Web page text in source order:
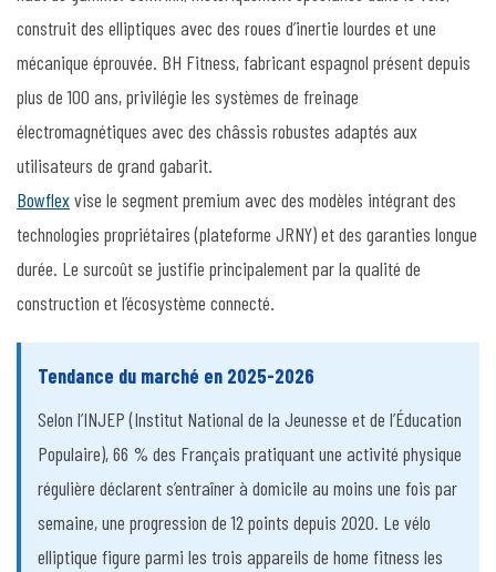
construit des elliptiques avec des roues d’inertie lourdes et une
mécanique éprouvée. BH Fitness, fabricant espagnol présent depuis
plus de 100 ans, privilégie les systèmes de freinage
électromagnétiques avec des châssis robustes adaptés aux
utilisateurs de grand gabarit.
Bowflexvise le segment premium avec des modèles intégrant des
technologies propriétaires (plateforme JRNY) et des garanties longue
durée. Le surcoût se justifie principalement par la qualité de
construction et l’écosystème connecté.
Tendance du marché en 2025-2026
Selon l’INJEP (Institut National de la Jeunesse et de l’Éducation
Populaire), 66 % des Français pratiquant une activité physique
régulière déclarent s’entraîner à domicile au moins une fois par
semaine, une progression de 12 points depuis 2020. Le vélo
elliptique figure parmi les trois appareils de home fitness les